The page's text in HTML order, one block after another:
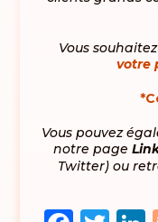
Vous
votre
Vous pouvez
notre page
Twitter) ou